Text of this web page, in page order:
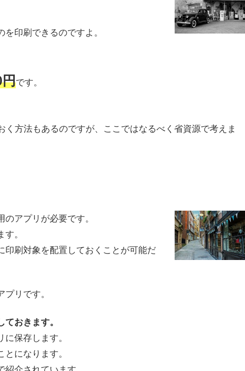
印刷できるのですよ。
です。
く方法もあるのですが、ここではなるべく省資源で考えま
アプリが必要です。
。
印刷対象を配置しておくことが可能だ
リです。
おきます。
保存します。
とになります。